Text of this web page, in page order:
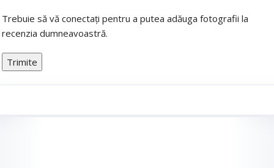
Trebuie să vă conectați pentru a putea adăuga fotografii la
recenzia dumneavoastră.